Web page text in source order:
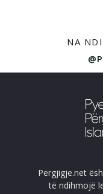
NA
Pergjigje.net
të ndihmojë